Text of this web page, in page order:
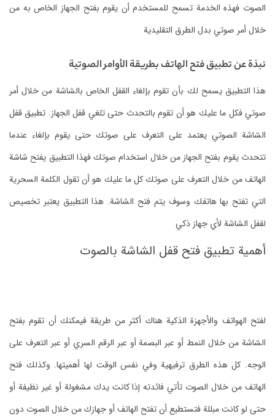
الصوت فهذه الخدمة تسمح للمستخدم أن يقوم بفتح الجهاز الخاص به من
خلال أمر صوتي بدل الطرق التقليدية
نبذة عن تطبيق فتح الهاتف بطريقة الأوامر الصوتية
هذا التطبيق يسمح لك بأن تقوم بإلغاء القفل الخاص بالشاشة من خلال أمر
صوتي فكل ما عليك هو أن تقوم بالتحدث حتى تلغي قفل الجهاز. تطبيق قفل
الشاشة الصوتي يعتمد على التعرف على صوتك حتى يقوم بإلغاء عندما
تتحدث يقوم بفتح الجهاز من خلال استخدام صوتك فهذا التطبيق يفتح شاشة
الهاتف من خلال التعرف على صوتك كل ما عليك هو أن تقول الكلمة السحرية
التي تفتح بها هاتفك وسوف يتم فتح الشاشة. هذا التطبيق يعتبر تخصيص
لقفل الشاشة لأي جهاز ذكي
أهمية تطبيق فتح قفل الشاشة بالصوت
لفتح الهواتف والأجهزة الذكية هناك أكثر من طريقة فيمكنك أن تقوم بفتح
الشاشة من خلال النمط أو عبر البصمة أو عبر الرقم السري أو عبر التعرف على
الوجه. كل هذه الطرق ترفيهية وفي نفس الوقت لها أهميتها. وكذلك فتح
الهاتف من خلال الصوت تأتي فائدته إذا كانت يدك مشغولة أو غير نظيفة أو
حتى لو كانت مبللة فتستطيع أن تفتح الهاتف أو جهازك من خلال الصوت دون